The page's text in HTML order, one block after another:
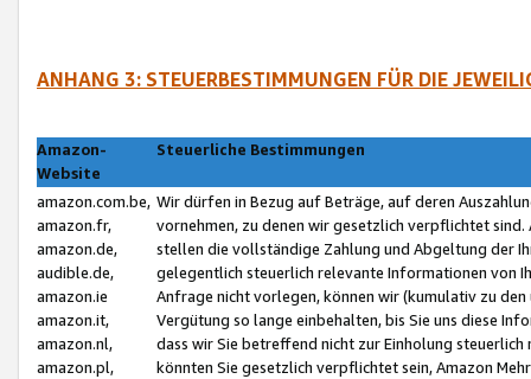
ANHANG 3: STEUERBESTIMMUNGEN FÜR DIE
Amazon-
Website
Steuerliche Bestimmungen
amazon.com.be,
amazon.fr,
amazon.de,
audible.de,
amazon.ie
amazon.it,
amazon.nl,
amazon.pl,
Wir dürfen in Bezug auf Beträge, auf deren
vornehmen, zu denen wir gesetzlich verpflichtet
stellen die vollständige Zahlung und Abgeltung der
gelegentlich steuerlich relevante Informationen von
Anfrage nicht vorlegen, können wir (kumulativ zu
Vergütung so lange einbehalten, bis Sie uns diese
dass wir Sie betreffend nicht zur Einholung
könnten Sie gesetzlich verpflichtet sein, Amazon